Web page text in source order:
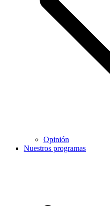
Opinión
Nuestros programas